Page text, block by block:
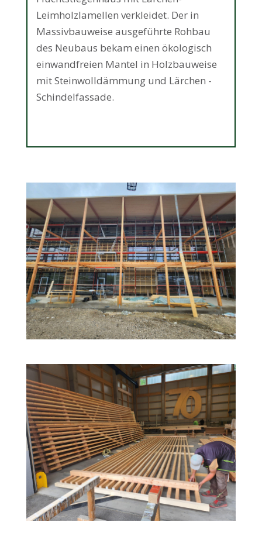
Leimholzlamellen verkleidet. Der in
Massivbauweise ausgeführte Rohbau
des Neubaus bekam einen ökologisch
einwandfreien Mantel in Holzbauweise
mit Steinwolldämmung und Lärchen -
Schindelfassade.